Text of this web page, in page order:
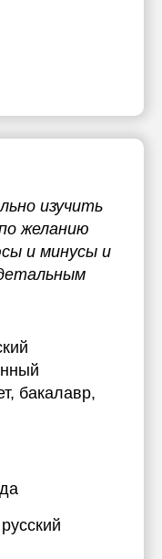
изучить
желанию
и минусы и
, бакалавр,